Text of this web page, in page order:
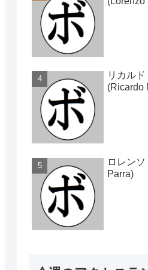
リカル
(Ricardo
ロレン
Parra)